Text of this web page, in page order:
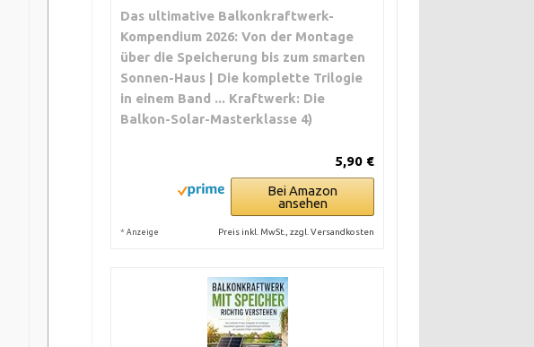
Das ultimative Balkonkraftwerk-
Kompendium 2026: Von der Montage
über die Speicherung bis zum smarten
Sonnen-Haus | Die komplette Trilogie
in einem Band ... Kraftwerk: Die
Balkon-Solar-Masterklasse 4)
5,90 €
Bei Amazon
ansehen
* Anzeige Preis inkl. MwSt., zzgl. Versandkosten